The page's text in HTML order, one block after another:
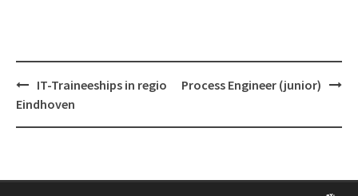
Post
navigation
IT-Traineeships in regio
Eindhoven
Process Engineer (junior)